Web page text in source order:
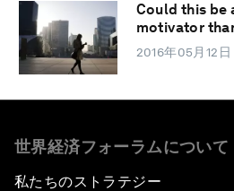
Could this be
motivator
2016年05月12日
世界経済フォーラムについて
私たちのストラテジー